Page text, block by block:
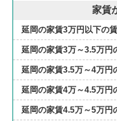
家賃
延岡の家賃3万円以下の
延岡の家賃3万～3.5万円
延岡の家賃3.5万～4万円
延岡の家賃4万～4.5万円
延岡の家賃4.5万～5万円